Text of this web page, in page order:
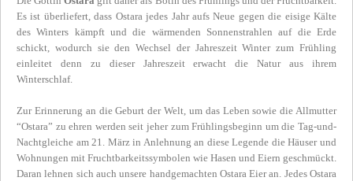
Es ist überliefert, dass Ostara jedes Jahr aufs Neue gegen die eisige Kälte
des Winters kämpft und die wärmenden Sonnenstrahlen auf die Erde
schickt, wodurch sie den Wechsel der Jahreszeit Winter zum Frühling
einleitet denn zu dieser Jahreszeit erwacht die Natur aus ihrem
Winterschlaf.
Zur Erinnerung an die Geburt der Welt, um das Leben sowie die Allmutter
“Ostara” zu ehren werden seit jeher zum Frühlingsbeginn um die Tag-und-
Nachtgleiche am 21. März in Anlehnung an diese Legende die Häuser und
Wohnungen mit Fruchtbarkeitssymbolen wie Hasen und Eiern geschmückt.
Daran lehnen sich auch unsere handgemachten Ostara Eier an. Jedes Ostara